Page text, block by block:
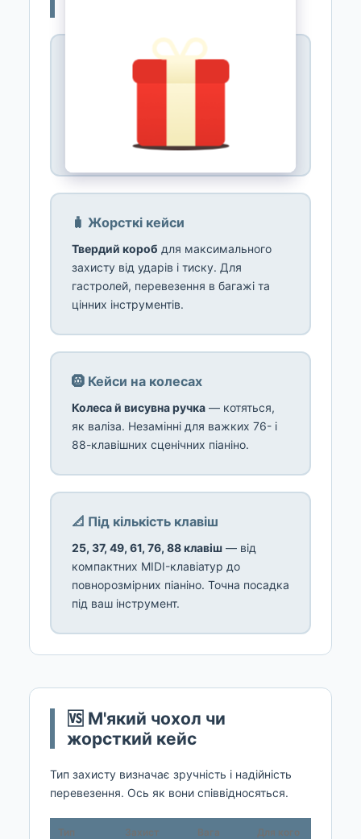
🎒 М'які чохли (gig bags)
аксесуарів. RockBag, Gator.
🧳 Жорсткі кейси
Твердий короб для максимального
захисту від ударів і тиску. Для
гастролей, перевезення в багажі та
цінних інструментів.
🛞 Кейси на колесах
Колеса й висувна ручка — котяться,
як валіза. Незамінні для важких 76- і
88-клавішних сценічних піаніно.
📐 Під кількість клавіш
25, 37, 49, 61, 76, 88 клавіш — від
компактних MIDI-клавіатур до
повнорозмірних піаніно. Точна посадка
під ваш інструмент.
🆚 М'який чохол чи
жорсткий кейс
Тип захисту визначає зручність і надійність
перевезення. Ось як вони співвідносяться.
Тип Захист Вага Для кого